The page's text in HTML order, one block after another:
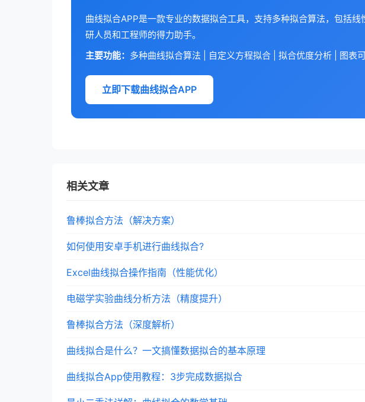
曲线拟合APP是一款专业的数据拟合工具，支持多种拟合算法，包括
研人员和工程师的得力助手。
主要功能： 多种曲线拟合算法 | 自定义方程拟合 | 拟合优度分析 | 图表
立即下载曲线拟合APP
相关文章
鲁棒拟合方法（解决方案）
如何使用安卓手机进行曲线拟合?
Excel曲线拟合操作指南（性能优化）
电磁学实验曲线分析方法（精度提升）
鲁棒拟合方法（深度解析）
曲线拟合是什么？一文搞懂数据拟合的基本原理
曲线拟合App使用教程：3步完成数据拟合